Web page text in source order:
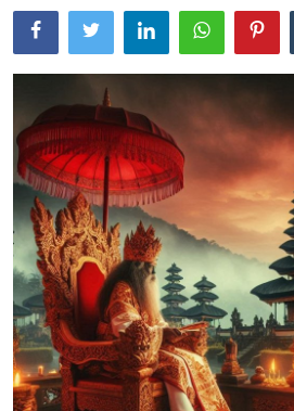
Usadha
Indonesia